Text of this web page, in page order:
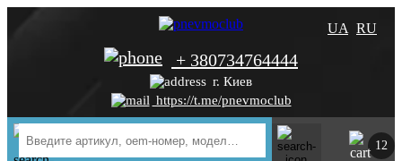
UA RU
+ 380734764444
г. Киев
https://t.me/pnevmoclub
12